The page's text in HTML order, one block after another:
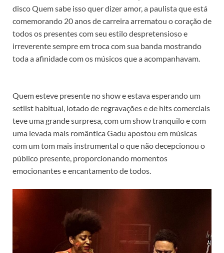
disco Quem sabe isso quer dizer amor, a paulista que está
comemorando 20 anos de carreira arrematou o coração de
todos os presentes com seu estilo despretensioso e
irreverente sempre em troca com sua banda mostrando
toda a afinidade com os músicos que a acompanhavam.
Quem esteve presente no show e estava esperando um
setlist habitual, lotado de regravações e de hits comerciais
teve uma grande surpresa, com um show tranquilo e com
uma levada mais romântica Gadu apostou em músicas
com um tom mais instrumental o que não decepcionou o
público presente, proporcionando momentos
emocionantes e encantamento de todos.